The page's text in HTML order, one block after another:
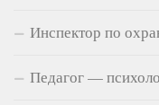
Инспектор по
Педагог —